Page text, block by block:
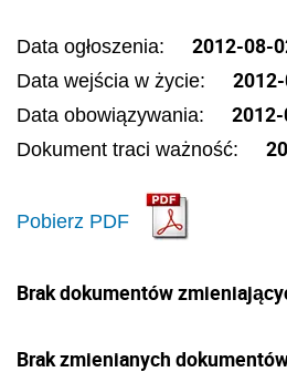
Data ogłoszenia: 2012-08-
Data wejścia w życie:
Data obowiązywania:
Dokument traci ważność:
Pobierz PDF
Brak dokumentów
Brak zmienianych